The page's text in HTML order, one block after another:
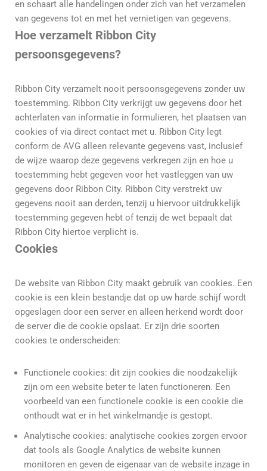
en schaart alle handelingen onder zich van het verzamelen
van gegevens tot en met het vernietigen van gegevens.
Hoe verzamelt Ribbon City
persoonsgegevens?
Ribbon City verzamelt nooit persoonsgegevens zonder uw
toestemming. Ribbon City verkrijgt uw gegevens door het
achterlaten van informatie in formulieren, het plaatsen van
cookies of via direct contact met u. Ribbon City legt
conform de AVG alleen relevante gegevens vast, inclusief
de wijze waarop deze gegevens verkregen zijn en hoe u
toestemming hebt gegeven voor het vastleggen van uw
gegevens door Ribbon City. Ribbon City verstrekt uw
gegevens nooit aan derden, tenzij u hiervoor uitdrukkelijk
toestemming gegeven hebt of tenzij de wet bepaalt dat
Ribbon City hiertoe verplicht is.
Cookies
De website van Ribbon City maakt gebruik van cookies. Een
cookie is een klein bestandje dat op uw harde schijf wordt
opgeslagen door een server en alleen herkend wordt door
de server die de cookie opslaat. Er zijn drie soorten
cookies te onderscheiden:
Functionele cookies: dit zijn cookies die noodzakelijk
zijn om een website beter te laten functioneren. Een
voorbeeld van een functionele cookie is een cookie die
onthoudt wat er in het winkelmandje is gestopt.
Analytische cookies: analytische cookies zorgen ervoor
dat tools als Google Analytics de website kunnen
monitoren en geven de eigenaar van de website inzage in